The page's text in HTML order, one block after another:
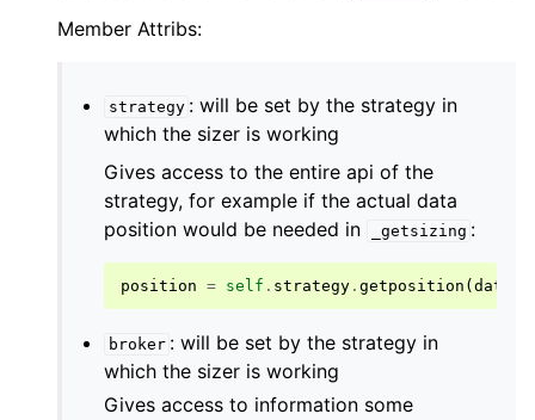
Member Attribs:
strategy : will be set by the strategy in
which the sizer is working
Gives access to the entire api of the
strategy, for example if the actual data
position would be needed in
_getsizing :
position = self . strategy .getposition (data
broker : will be set by the strategy in
which the sizer is working
Gives access to information some